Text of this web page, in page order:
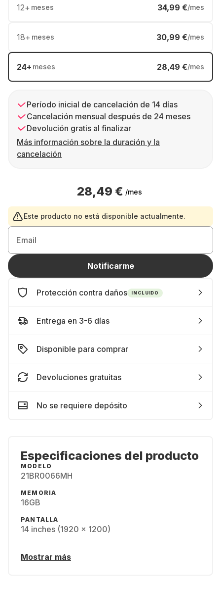
12+ meses 34,99 €/mes
18+ meses 30,99 €/mes
24+ meses 28,49 €/mes
Período inicial de cancelación de 14 días
Cancelación mensual después de 24 meses
Devolución gratis al finalizar
Más información sobre la duración y la
cancelación
28,49 € /mes
Este producto no está disponible actualmente.
Email
Notificarme
Protección contra daños INCLUIDO
Entrega en 3-6 días
Disponible para comprar
Devoluciones gratuitas
No se requiere depósito
Especificaciones del producto
MODELO
21BR0066MH
MEMORIA
16GB
PANTALLA
14 inches (1920 x 1200)
Mostrar más